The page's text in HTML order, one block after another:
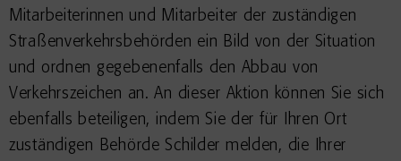
Mitarbeiterinnen und Mitarbeiter der zuständigen
Straßenverkehrsbehörden ein Bild von der Situation
und ordnen gegebenenfalls den Abbau von
Verkehrszeichen an. An dieser Aktion können Sie sich
ebenfalls beteiligen, indem Sie der für Ihren Ort
zuständigen Behörde Schilder melden, die Ihrer